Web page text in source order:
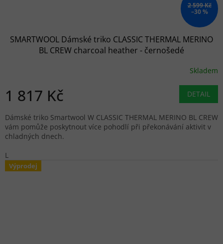
2 599 Kč
–30 %
SMARTWOOL Dámské triko CLASSIC THERMAL MERINO
BL CREW charcoal heather - černošedé
Skladem
1 817 Kč DETAIL
Dámské triko Smartwool W CLASSIC THERMAL MERINO BL CREW
vám pomůže poskytnout více pohodlí při překonávání aktivit v
chladných dnech.
L
Výprodej